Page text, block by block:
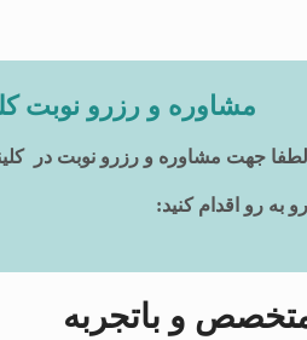
مشاوره و رزرو نوبت
لطفا جهت مشاوره و رزرو نوبت در
رو به رو اقدام کنید:
و باتجربه